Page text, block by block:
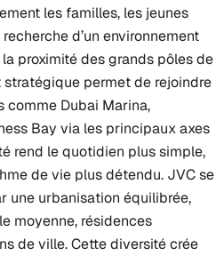
les familles, les jeunes
d’un environnement
proximité des grands pôles de
stratégique permet de rejoindre
comme Dubai Marina,
Bay via les principaux axes
rend le quotidien plus simple,
de vie plus détendu. JVC se
une urbanisation équilibrée,
moyenne, résidences
de ville. Cette diversité crée